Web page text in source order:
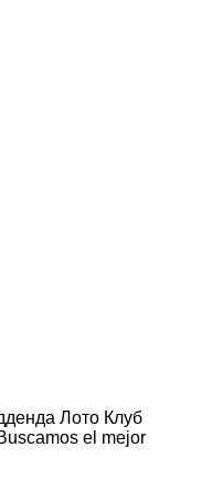
Лото Клуб
el mejor